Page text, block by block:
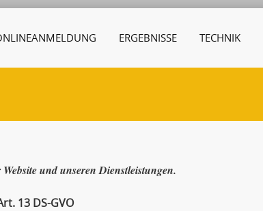
ERGEBNISSE TECHNIK
und unseren Dienstleistungen.
13 DS-GVO